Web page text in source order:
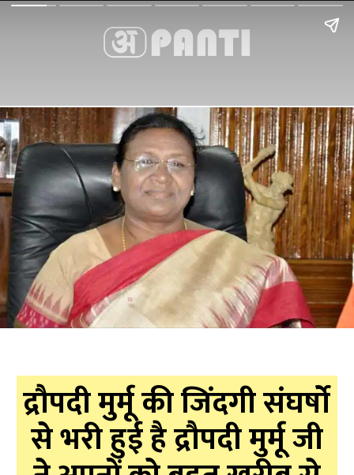
द्रौपदी मुर्मू की जिंदगी संघर्षो
से भरी हुई है द्रौपदी मुर्मू जी